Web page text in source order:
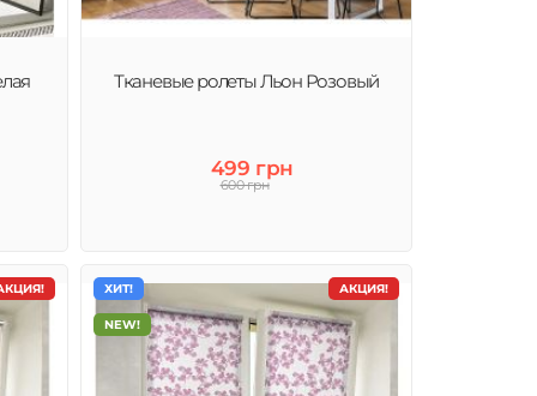
Тканевые ролеты Льон Розовый
499 грн
600 грн
АКЦИЯ!
ХИТ!
NEW!